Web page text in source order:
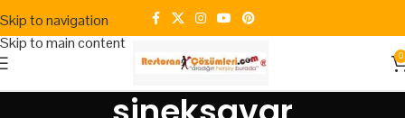
Skip to navigation
Skip to main content
0